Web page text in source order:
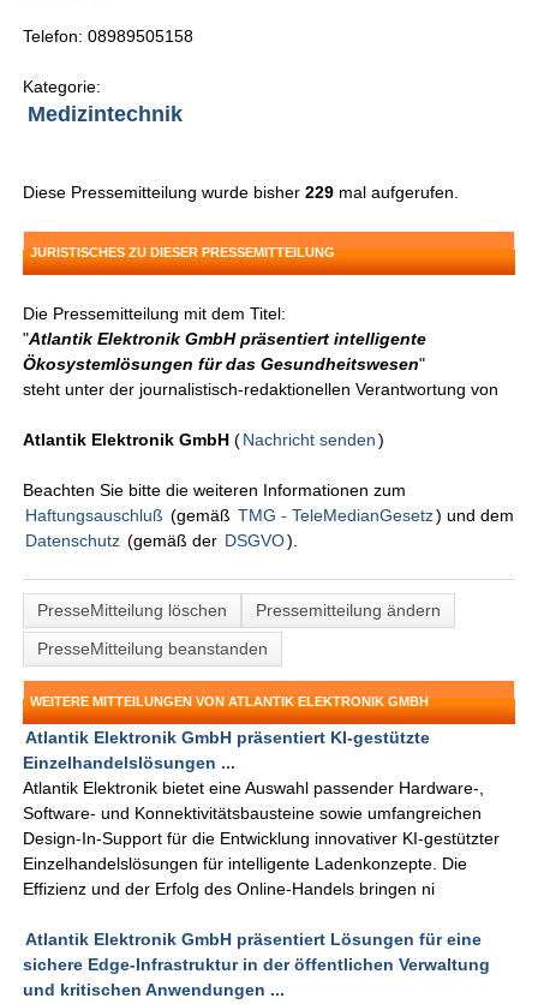
Telefon: 08989505158
Kategorie:
Medizintechnik
Diese Pressemitteilung wurde bisher229 mal aufgerufen.
JURISTISCHES ZU DIESER PRESSEMITTEILUNG
Die Pressemitteilung mit dem Titel:
"Atlantik Elektronik GmbH präsentiert intelligente
Ökosystemlösungen für das Gesundheitswesen"
steht unter der journalistisch-redaktionellen Verantwortung von
Atlantik Elektronik GmbH (Nachricht senden )
Beachten Sie bitte die weiteren Informationen zum
Haftungsauschluß (gemäß TMG - TeleMedianGesetz) und dem
Datenschutz (gemäß der DSGVO).
PresseMitteilung löschen
Pressemitteilung ändern
PresseMitteilung beanstanden
WEITERE MITTEILUNGEN VON ATLANTIK ELEKTRONIK GMBH
Atlantik Elektronik GmbH präsentiert KI-gestützte
Einzelhandelslösungen ...
Atlantik Elektronik bietet eine Auswahl passender Hardware-,
Software- und Konnektivitätsbausteine sowie umfangreichen
Design-In-Support für die Entwicklung innovativer KI-gestützter
Einzelhandelslösungen für intelligente Ladenkonzepte. Die
Effizienz und der Erfolg des Online-Handels bringen ni
Atlantik Elektronik GmbH präsentiert Lösungen für eine
sichere Edge-Infrastruktur in der öffentlichen Verwaltung
und kritischen Anwendungen ...